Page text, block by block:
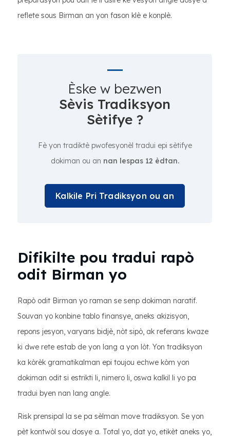
reflete sous Birman an yon fason klè e konplè.
Èske w bezwen
Sèvis Tradiksyon
Sètifye ?
Fè yon tradiktè pwofesyonèl tradui epi sètifye
dokiman ou an nan lespas 12 èdtan.
Kalkile Pri Tradiksyon ou an
Difikilte pou tradui rapò
odit Birman yo
Rapò odit Birman yo raman se senp dokiman naratif.
Souvan yo konbine tablo finansye, aneks akizisyon,
repons jesyon, varyans bidjè, nòt sipò, ak referans kwaze
ki dwe rete estab de yon lang a yon lòt. Yon tradiksyon
ka kòrèk gramatikalman epi toujou echwe kòm yon
dokiman odit si estrikti li, nimero li, oswa kalkil li yo pa
tradui byen nan lang angle.
Risk prensipal la se pa sèlman move tradiksyon. Se yon
pèt kontwòl sou dosye a. Total yo, dat yo, etikèt aneks yo,